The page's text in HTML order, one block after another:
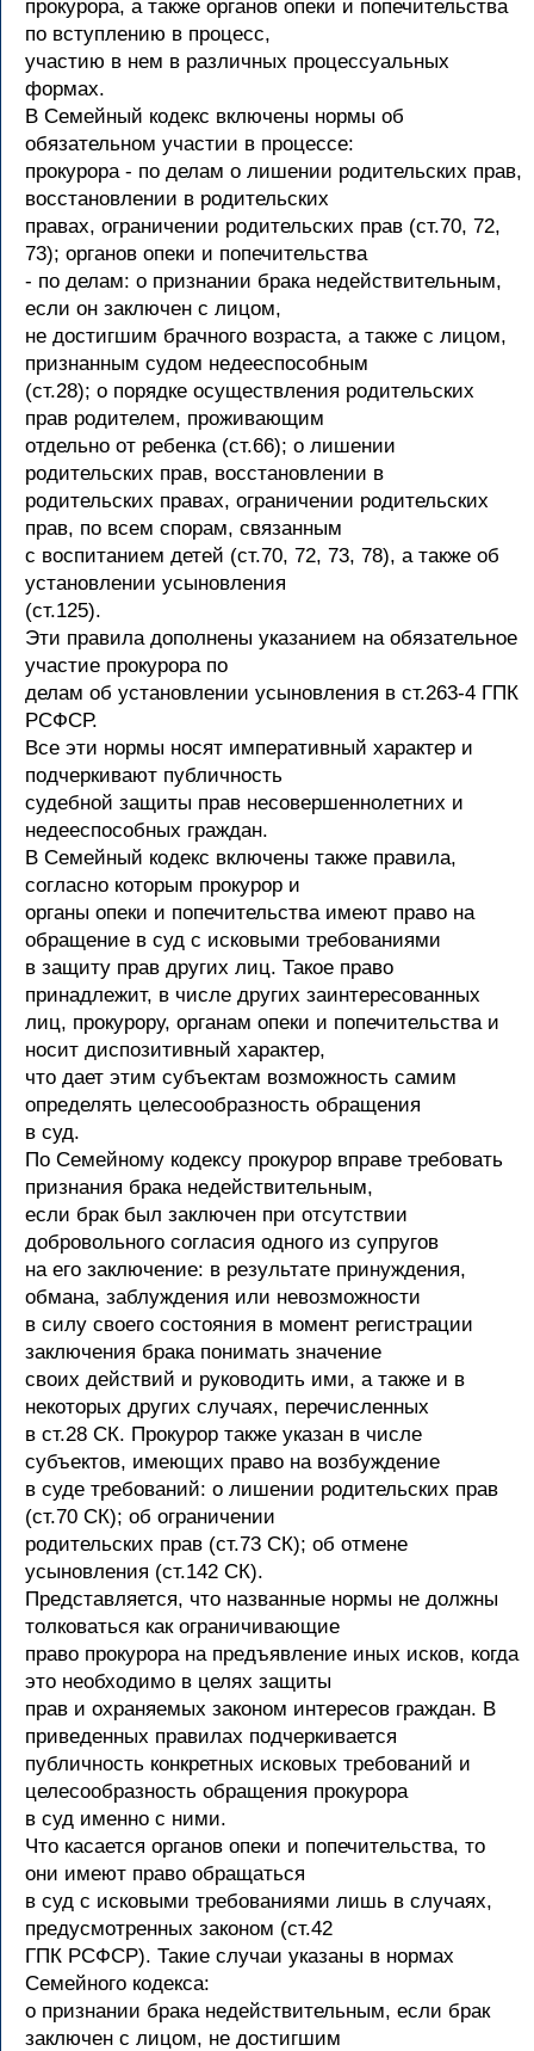
прокурора, а также органов опеки и попечительства
по вступлению в процесс,
участию в нем в различных процессуальных
формах.
В Семейный кодекс включены нормы об
обязательном участии в процессе:
прокурора - по делам о лишении родительских прав,
восстановлении в родительских
правах, ограничении родительских прав (ст.70, 72,
73); органов опеки и попечительства
- по делам: о признании брака недействительным,
если он заключен с лицом,
не достигшим брачного возраста, а также с лицом,
признанным судом недееспособным
(ст.28); о порядке осуществления родительских
прав родителем, проживающим
отдельно от ребенка (ст.66); о лишении
родительских прав, восстановлении в
родительских правах, ограничении родительских
прав, по всем спорам, связанным
с воспитанием детей (ст.70, 72, 73, 78), а также об
установлении усыновления
(ст.125).
Эти правила дополнены указанием на обязательное
участие прокурора по
делам об установлении усыновления в ст.263-4 ГПК
РСФСР.
Все эти нормы носят императивный характер и
подчеркивают публичность
судебной защиты прав несовершеннолетних и
недееспособных граждан.
В Семейный кодекс включены также правила,
согласно которым прокурор и
органы опеки и попечительства имеют право на
обращение в суд с исковыми требованиями
в защиту прав других лиц. Такое право
принадлежит, в числе других заинтересованных
лиц, прокурору, органам опеки и попечительства и
носит диспозитивный характер,
что дает этим субъектам возможность самим
определять целесообразность обращения
в суд.
По Семейному кодексу прокурор вправе требовать
признания брака недействительным,
если брак был заключен при отсутствии
добровольного согласия одного из супругов
на его заключение: в результате принуждения,
обмана, заблуждения или невозможности
в силу своего состояния в момент регистрации
заключения брака понимать значение
своих действий и руководить ими, а также и в
некоторых других случаях, перечисленных
в ст.28 СК. Прокурор также указан в числе
субъектов, имеющих право на возбуждение
в суде требований: о лишении родительских прав
(ст.70 СК); об ограничении
родительских прав (ст.73 СК); об отмене
усыновления (ст.142 СК).
Представляется, что названные нормы не должны
толковаться как ограничивающие
право прокурора на предъявление иных исков, когда
это необходимо в целях защиты
прав и охраняемых законом интересов граждан. В
приведенных правилах подчеркивается
публичность конкретных исковых требований и
целесообразность обращения прокурора
в суд именно с ними.
Что касается органов опеки и попечительства, то
они имеют право обращаться
в суд с исковыми требованиями лишь в случаях,
предусмотренных законом (ст.42
ГПК РСФСР). Такие случаи указаны в нормах
Семейного кодекса:
о признании брака недействительным, если брак
заключен с лицом, не достигшим